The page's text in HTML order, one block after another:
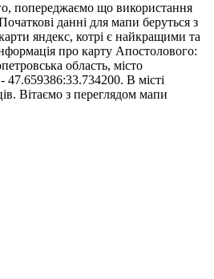
попереджаємо що використання
данні для мапи беруться з
яндекс, котрі є найкращими та
про карту Апостолового:
область, місто
В місті
Вітаємо з переглядом мапи